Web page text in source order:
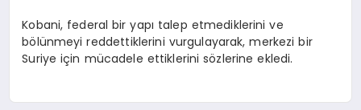
Kobani, federal bir yapı talep etmediklerini ve
bölünmeyi reddettiklerini vurgulayarak, merkezi bir
Suriye için mücadele ettiklerini sözlerine ekledi.